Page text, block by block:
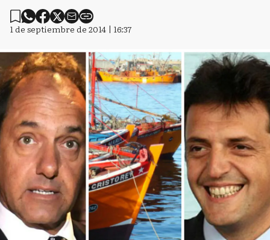
1 de septiembre de 2014 | 16:37